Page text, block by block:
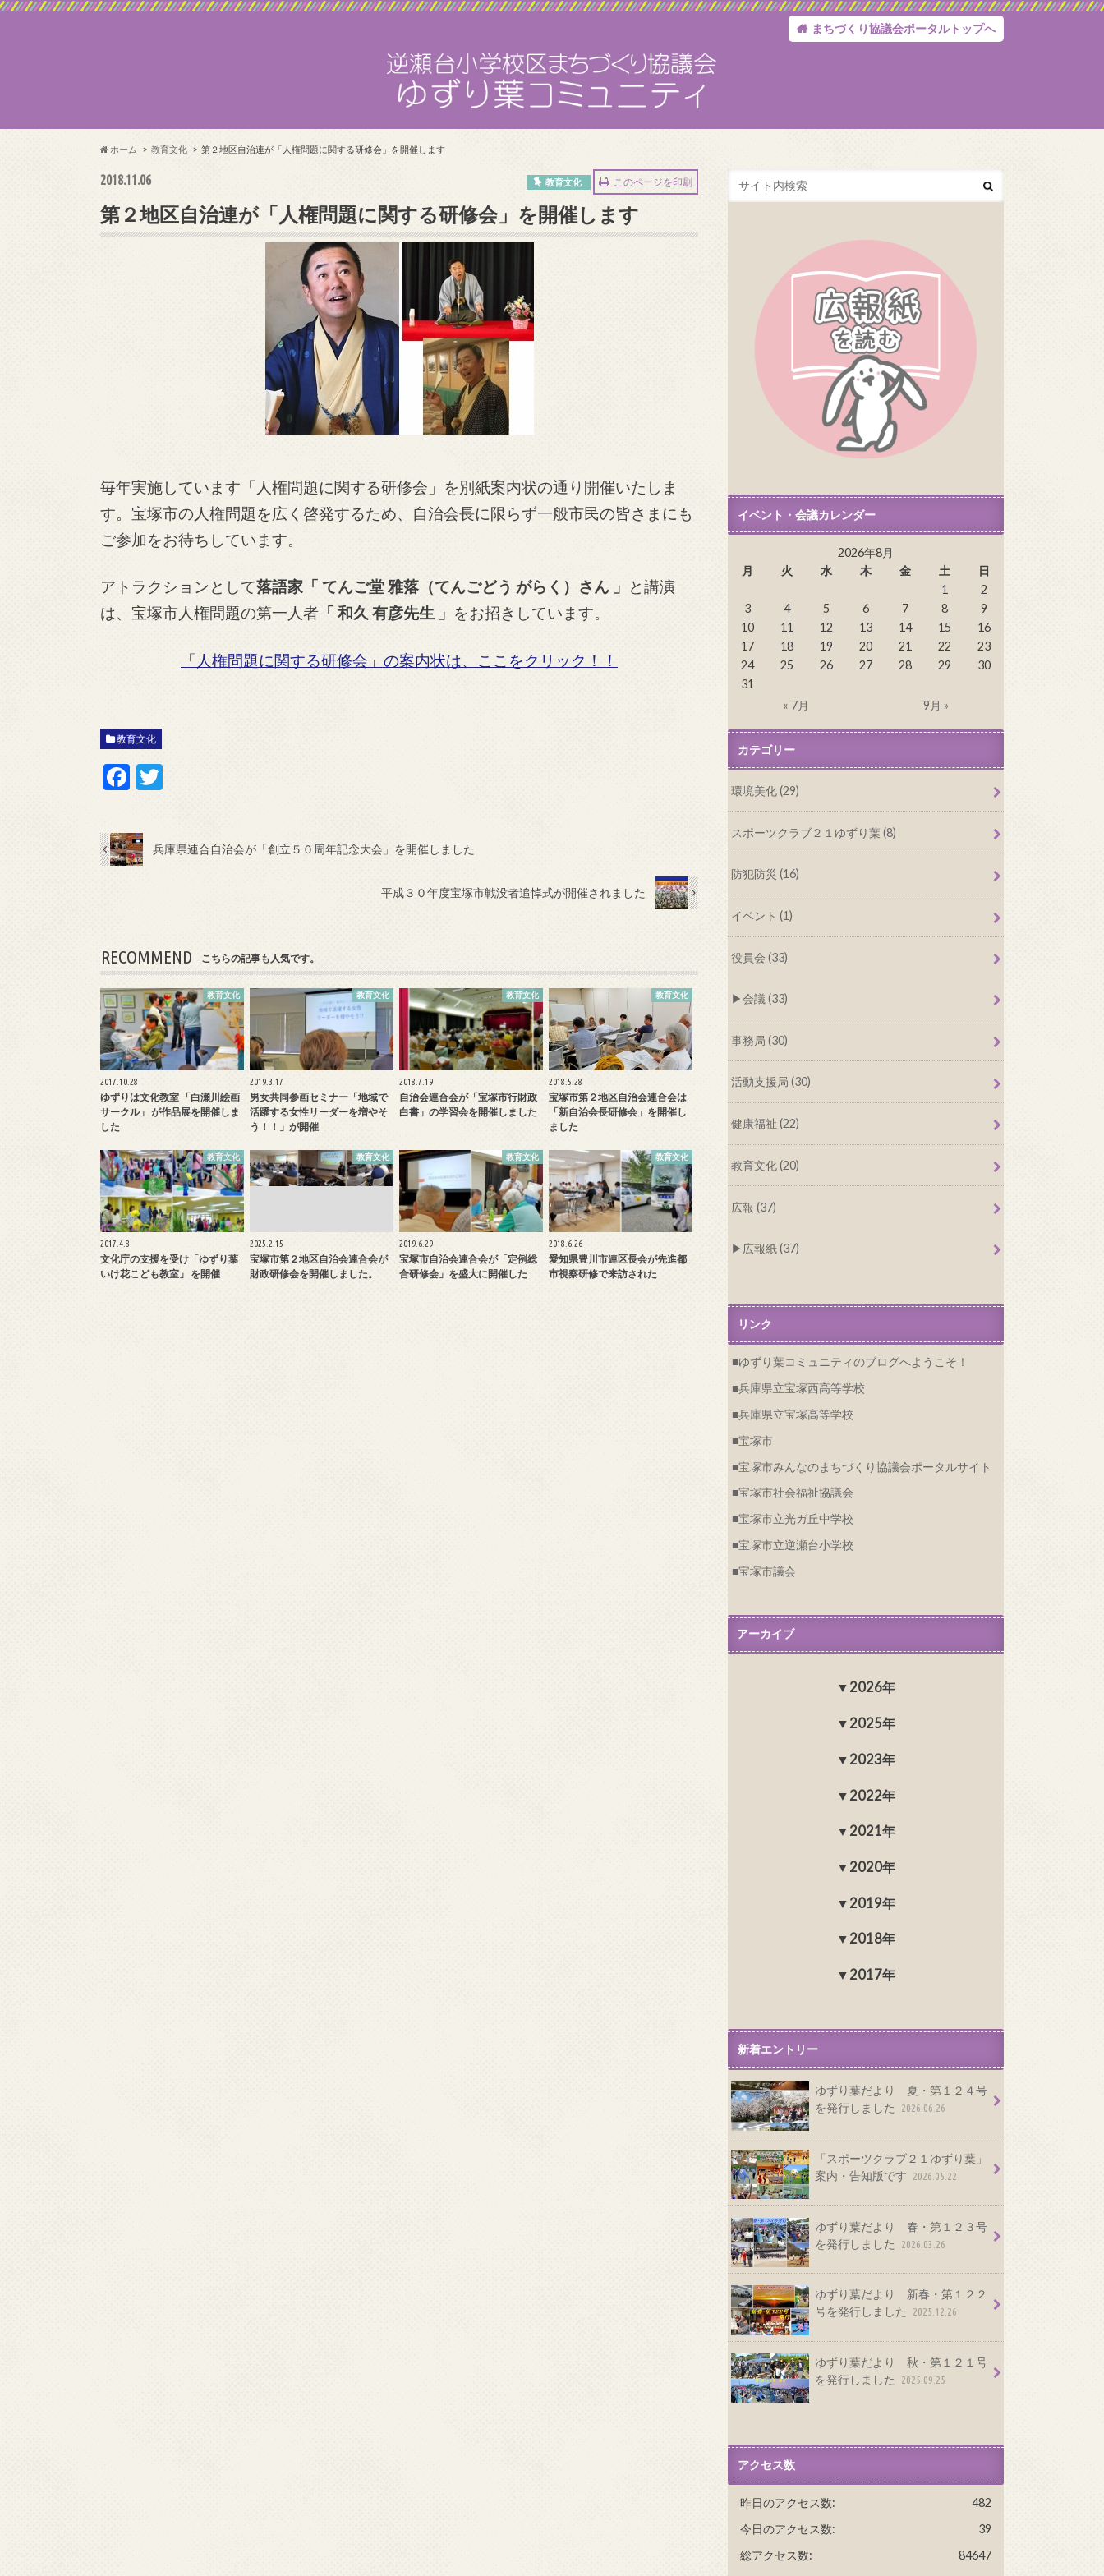
まちづくり協議会ポータルトップへ
ホーム 教育文化 第２地区自治連が「人権問題に関する研修会」を開催します
2018.11.06 教育文化 このページを印刷
第２地区自治連が「人権問題に関する研修会」を開催します
毎年実施しています「人権問題に関する研修会」を別紙案内状の通り開催いたしま
す。宝塚市の人権問題を広く啓発するため、自治会長に限らず一般市民の皆さまにも
ご参加をお待ちしています。
アトラクションとして落語家 「 てんご堂 雅落（てんごどう がらく）さん 」 と講演
は、宝塚市人権問題の第一人者 「 和久 有彦先生 」 をお招きしています。
「人権問題に関する研修会」の案内状は、ここをクリック！！
教育文化
F
e
b
er
兵庫県連合自治会が「創立５０周年記念大会」を開催しました
平成３０年度宝塚市戦没者追悼式が開催されました
RECOMMEND こちらの記事も人気です。
教育文化
2017.10.28
ゆずりは文化教室 「白瀬川絵画
サークル」 が作品展を開催しま
した
教育文化
2019.3.17
男女共同参画セミナー「地域で
活躍する女性リーダーを増やそ
う！！」が開催
教育文化
2018.7.19
自治会連合会が「宝塚市行財政
白書」の学習会を開催しました
教育文化
2018.5.28
宝塚市第２地区自治会連合会は
「新自治会長研修会」を開催し
ました
教育文化
2017.4.8
文化庁の支援を受け「ゆずり葉
いけ花こども教室」 を開催
教育文化
2025.2.15
宝塚市第２地区自治会連合会が
財政研修会を開催しました。
教育文化
2019.6.29
宝塚市自治会連合会が「定例総
合研修会」を盛大に開催した
教育文化
2018.6.26
愛知県豊川市連区長会が先進都
市視察研修で来訪された
イベント・会議カレンダー
2026年8月
月
火 水 木 金 土
日
1
2
3
4 5 6 7 8
9
10
11 12 13 14 15
16
17
18 19 20 21 22
23
24
25 26 27 28 29
30
31
« 7月
9月 »
カテゴリー
環境美化 (29)
スポーツクラブ２１ゆずり葉 (8)
防犯防災 (16)
イベント (1)
役員会 (33)
会議 (33)
事務局 (30)
活動支援局 (30)
健康福祉 (22)
教育文化 (20)
広報 (37)
広報紙 (37)
リンク
ゆずり葉コミュニティのブログへようこそ！
兵庫県立宝塚西高等学校
兵庫県立宝塚高等学校
宝塚市
宝塚市みんなのまちづくり協議会ポータルサイト
宝塚市社会福祉協議会
宝塚市立光ガ丘中学校
宝塚市立逆瀬台小学校
宝塚市議会
アーカイブ
2026年
2025年
2023年
2022年
2021年
2020年
2019年
2018年
2017年
新着エントリー
ゆずり葉だより 夏・第１２４号
を発行しました
2026.06.26
「スポーツクラブ２１ゆずり葉」
案内・告知版です
2026.05.22
ゆずり葉だより 春・第１２３号
を発行しました
2026.03.26
ゆずり葉だより 新春・第１２２
号を発行しました
2025.12.26
ゆずり葉だより 秋・第１２１号
を発行しました
2025.09.25
アクセス数
482
昨日のアクセス数:
39
今日のアクセス数:
84647
総アクセス数: